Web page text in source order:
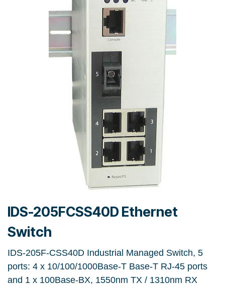
IDS-205FCSS40D Ethernet
Switch
IDS-205F-CSS40D Industrial Managed Switch, 5
ports: 4 x 10/100/1000Base-T Base-T RJ-45 ports
and 1 x 100Base-BX, 1550nm TX / 1310nm RX